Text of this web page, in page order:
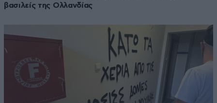
βασιλείς της Ολλανδίας